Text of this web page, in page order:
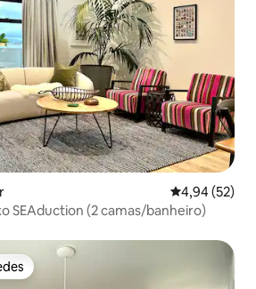
4,94 de uma
4,94 (52)
SEAduction (2 camas/banheiro)